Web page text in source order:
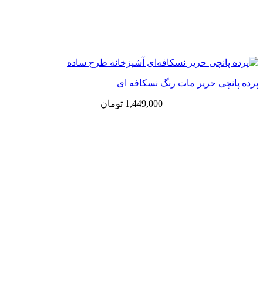
پرده پانچی حریر مات رنگ نسکافه ای
1,449,000 تومان